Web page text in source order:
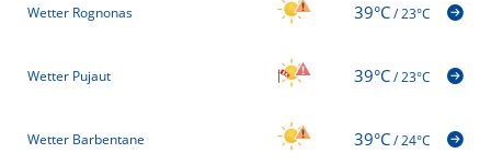
Wetter Rognonas 39°C/23°C
Wetter Pujaut 39°C/23°C
Wetter Barbentane 39°C/24°C